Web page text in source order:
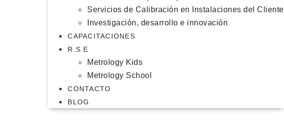
Servicios de Calibración en Instalaciones del Cliente
Investigación, desarrollo e innovación
CAPACITACIONES
R.S.E
Metrology Kids
Metrology School
CONTACTO
BLOG